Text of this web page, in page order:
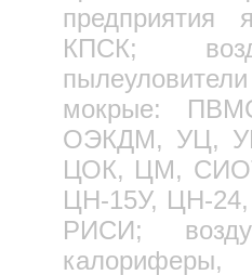
КПСК;
мокрые:
ОЭКДМ, УЦ,
ЦОК, ЦМ,
ЦН-15У, ЦН-
РИСИ;